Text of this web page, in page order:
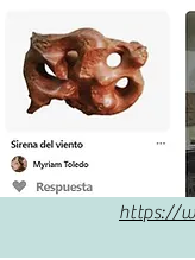
https://